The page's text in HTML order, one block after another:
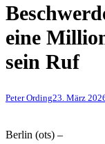
eine
sein Ruf
Peter Ording23. März
Berlin (ots) –